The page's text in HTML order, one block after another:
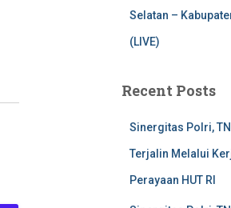
Selatan –
(LIVE)
Recent Posts
Sinergitas Polri,
Terjalin Melalui
Perayaan HUT RI